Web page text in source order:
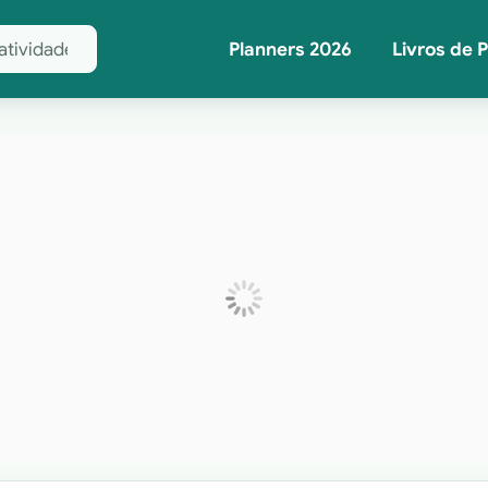
Planners 2026
Livros de